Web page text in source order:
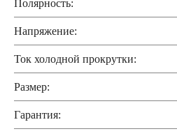
Полярность:
Напряжение:
Ток холодной прокрутки:
Размер:
Гарантия: